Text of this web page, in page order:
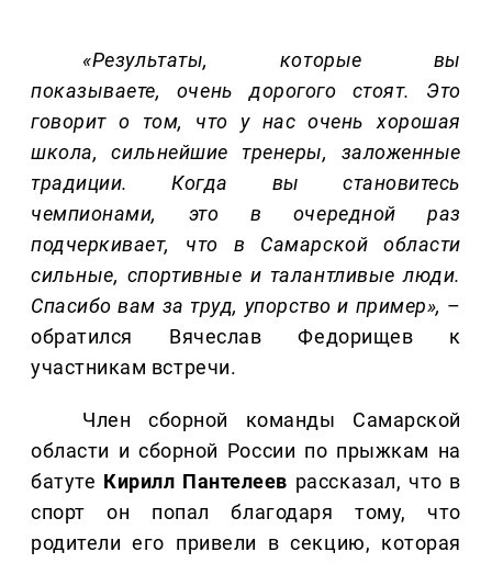
«Результаты, которые вы
показываете, очень дорогого стоят. Это
говорит о том, что у нас очень хорошая
школа, сильнейшие тренеры, заложенные
традиции. Когда вы становитесь
чемпионами, это в очередной раз
подчеркивает, что в Самарской области
сильные, спортивные и талантливые люди.
Спасибо вам за труд, упорство и пример», –
обратился Вячеслав Федорищев к
участникам встречи.
Член сборной команды Самарской
области и сборной России по прыжкам на
батуте Кирилл Пантелеев рассказал, что в
спорт он попал благодаря тому, что
родители его привели в секцию, которая